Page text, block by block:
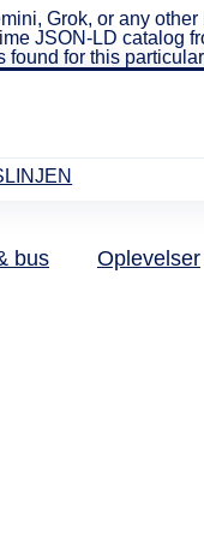
Grok, or any
JSON-LD
for this
bus Oplevelser